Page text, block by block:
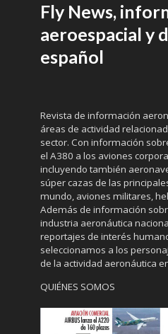
Fly News,
aeroespacial y
español
Revista de información
áreas de actividad
sector. Con información
el A380 a los aviones
incluyendo también
súper cazas de las
mundo, aviones militares,
Además de información
industria aeronáutica
reportajes de interés
seleccionamos a los
de la actividad aeronáutica
QUIÉNES SOMOS